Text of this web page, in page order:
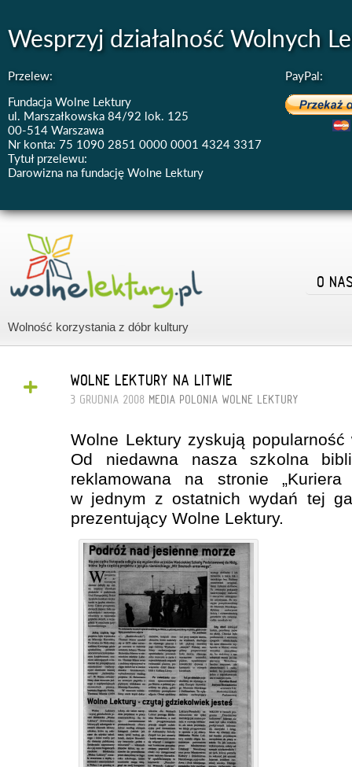
Wesprzyj działalność Wolnych
Przelew:
Fundacja Wolne Lektury
ul. Marszałkowska 84/92 lok. 125
00-514 Warszawa
Nr konta: 75 1090 2851 0000 0001 4324 3317
Tytuł przelewu:
Darowizna na fundację Wolne Lektury
PayPal:
Wolność korzystania z dóbr kultury
O
+ WOLNE LEKTURY NA LITWIE
3 GRUDNIA 2008 MEDIA POLONIA WOLNE LEKTURY
Wolne Lektury zyskują
Od niedawna nasza szkolna
reklamowana na stronie „Kuriera
w jednym z ostatnich wydań tej
prezentujący Wolne Lektury.